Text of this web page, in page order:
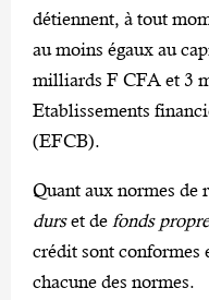
détiennent, à tout
au moins égaux au
milliards F CFA et 3
Etablissements
(EFCB).
Quant aux normes de
durset de fonds
crédit sont conformes
chacune des normes.